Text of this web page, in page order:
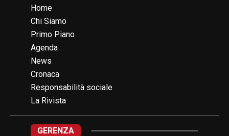
Home
Chi Siamo
Primo Piano
Agenda
News
Cronaca
Responsabilità sociale
La Rivista
GERENZA